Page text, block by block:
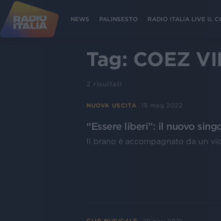
NEWS PALINSESTO RADIO ITALIA LIVE IL
Tag: COEZ
2 risultati
NUOVA USCITA 19 mag 2022
“Essere liberi”: il nuovo
Il brano è accompagnato da un